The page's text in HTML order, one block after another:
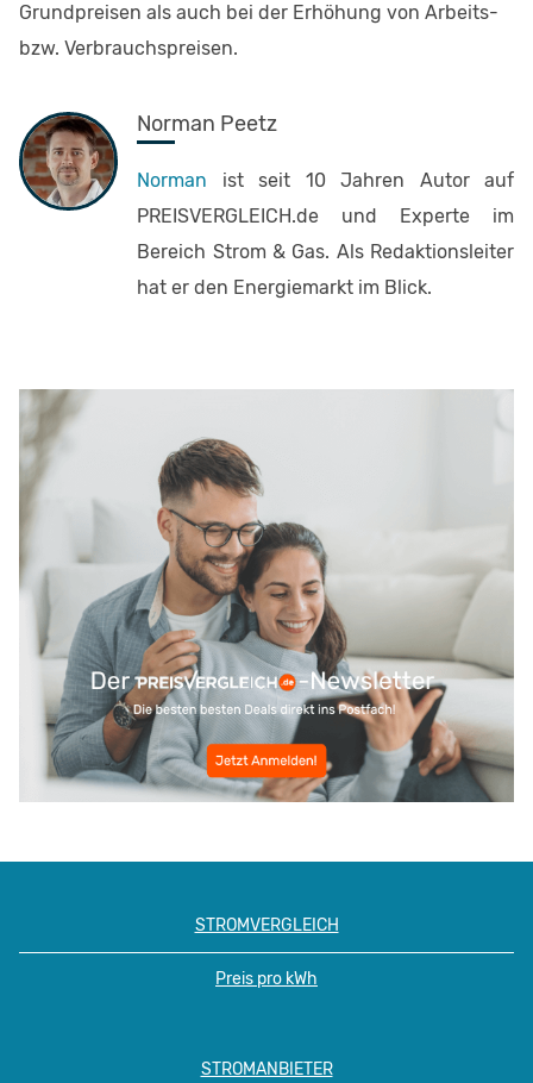
Grundpreisen als auch bei der Erhöhung von Arbeits-
bzw. Verbrauchspreisen.
Norman Peetz
Norman ist seit 10 Jahren Autor auf
PREISVERGLEICH.de und Experte im
Bereich Strom & Gas. Als Redaktionsleiter
hat er den Energiemarkt im Blick.
STROMVERGLEICH
Preis pro kWh
STROMANBIETER